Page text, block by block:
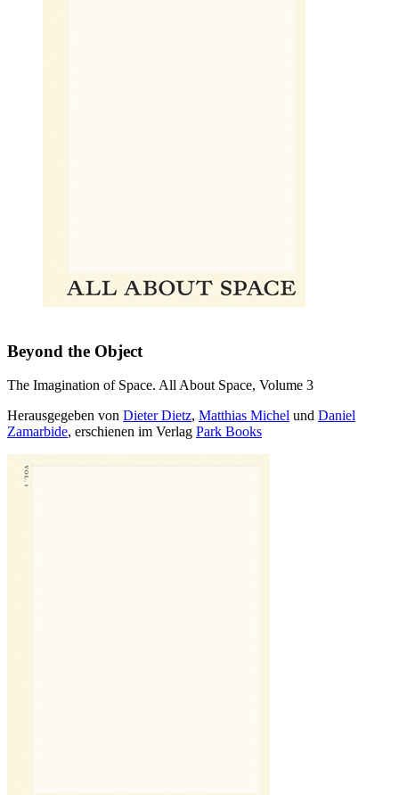
Beyond the Object
The Imagination of Space. All About Space, Volume 3
Herausgegeben von Dieter Dietz, Matthias Michel und Daniel
Zamarbide, erschienen im Verlag Park Books